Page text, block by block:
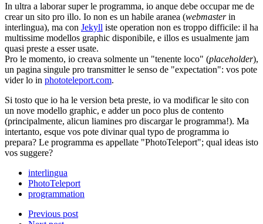
In ultra a laborar super le programma, io anque debe occupar me de
crear un sito pro illo. Io non es un habile aranea (webmasterin
interlingua), ma con Jekyll iste operation non es troppo difficile: il ha
multissime modellos graphic disponibile, e illos es usualmente jam
quasi preste a esser usate.
Pro le momento, io creava solmente un "tenente loco" (placeholder),
un pagina singule pro transmitter le senso de "expectation": vos pote
vider lo in phototeleport.com.
Si tosto que io ha le version beta preste, io va modificar le sito con
un nove modello graphic, e adder un poco plus de contento
(principalmente, alicun liamines pro discargar le programma!). Ma
intertanto, esque vos pote divinar qual typo de programma io
prepara? Le programma es appellate "PhotoTeleport"; qual ideas isto
vos suggere?
interlingua
PhotoTeleport
programmation
Previous post